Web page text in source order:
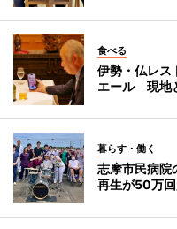
食べる
伊勢・仏レス
エール 現地
暮らす・働く
志摩市民病
再生が50万